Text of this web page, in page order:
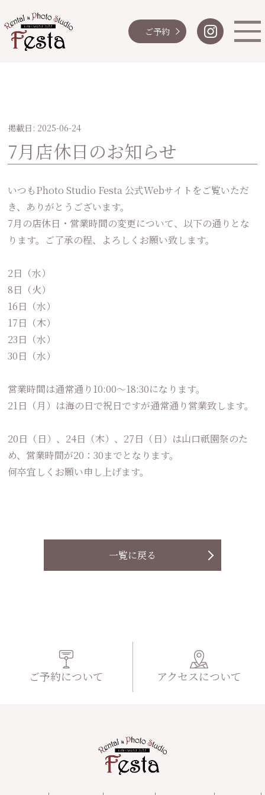
ご予約
掲載日: 2025-06-24
7月店休日のお知らせ
いつもPhoto Studio Festa 公式Webサイトをご覧いただ
き、ありがとうございます。
7月の店休日・営業時間の変更について、以下の通りとな
ります。ご了承の程、よろしくお願い致します。
2日（水）
8日（火）
16日（水）
17日（木）
23日（水）
30日（水）
営業時間は通常通り10:00〜18:30になります。
21日（月）は海の日で祝日ですが通常通り営業致します。
20日（日）、24日（木）、27日（日）は山口祇園祭のた
め、営業時間が20：30までとなります。
何卒宜しくお願い申し上げます。
一覧に戻る
ご予約について アクセスについて